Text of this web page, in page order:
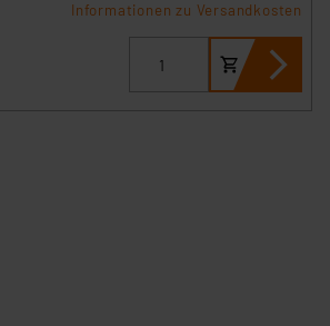
Informationen zu Versandkosten